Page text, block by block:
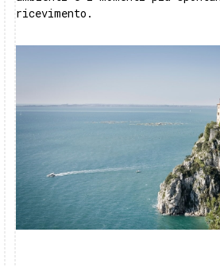
ricevimento.